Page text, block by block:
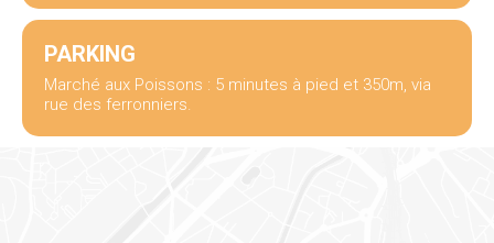
PARKING
Marché aux Poissons : 5 minutes à pied et 350m, via
rue des ferronniers.